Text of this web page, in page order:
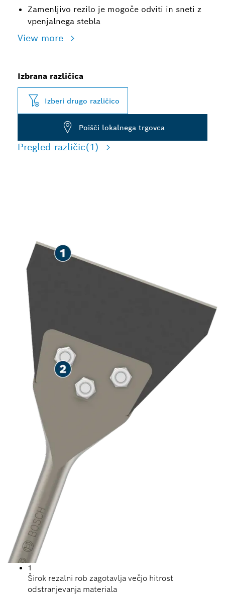
Zamenljivo rezilo je mogoče odviti in sneti z
vpenjalnega stebla
View more
Izbrana različica
Izberi drugo različico
Poišči lokalnega trgovca
Pregled različic(1)
1
Širok rezalni rob zagotavlja večjo hitrost
odstranjevanja materiala